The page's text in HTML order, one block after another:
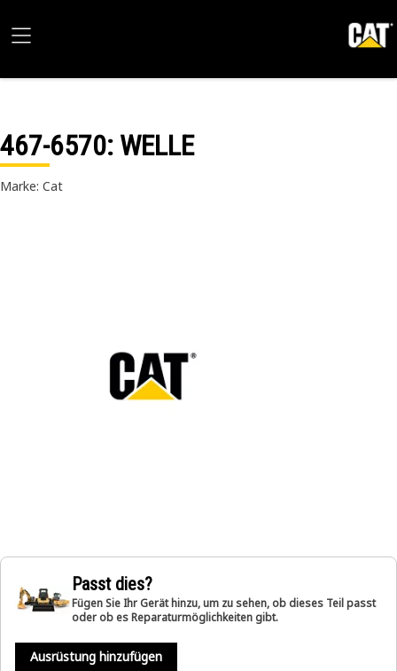
467-6570: WELLE
Marke: Cat
Passt dies?
Fügen Sie Ihr Gerät hinzu, um zu sehen, ob dieses Teil passt
oder ob es Reparaturmöglichkeiten gibt.
Ausrüstung hinzufügen